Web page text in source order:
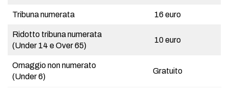
Tribuna numerata 16 euro
Ridotto tribuna numerata
(Under 14 e Over 65)
10 euro
Omaggio non numerato
(Under 6)
Gratuito